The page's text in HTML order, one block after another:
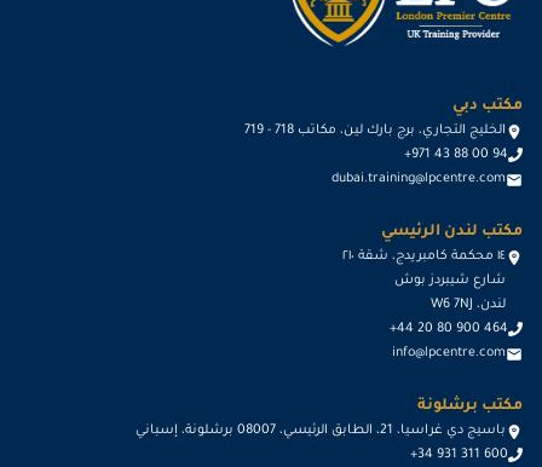
مكتب دبي
الخليج التجاري، برج بارك لين، مكاتب 718 - 719
+971 43 88 00 94
dubai.training@lpcentre.com
مكتب لندن الرئيسي
١٤ محكمة كامبريدج، شقة ٢١٠
شارع شيبردز بوش
لندن، W6 7NJ
+44 20 80 900 464
info@lpcentre.com
مكتب برشلونة
باسيج دي غراسيا، 21، الطابق الرئيسي، 08007 برشلونة، إسباني
+34 931 311 600